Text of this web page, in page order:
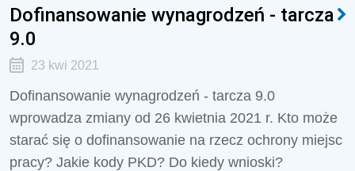
Dofinansowanie wynagrodzeń - tarcza
9.0
23 kwi 2021
Dofinansowanie wynagrodzeń - tarcza 9.0
wprowadza zmiany od 26 kwietnia 2021 r. Kto może
starać się o dofinansowanie na rzecz ochrony miejsc
pracy? Jakie kody PKD? Do kiedy wnioski?